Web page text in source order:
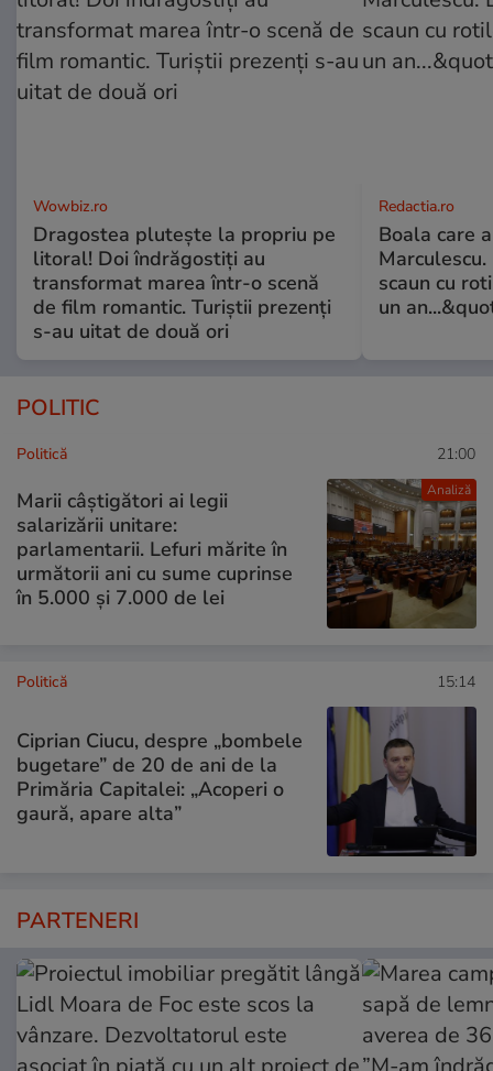
Wowbiz.ro
Dragostea plutește la propriu pe
litoral! Doi îndrăgostiți au
transformat marea într-o scenă
de film romantic. Turiștii prezenți
s-au uitat de două ori
Redactia.ro
Boala care
scaun cu
un
POLITIC
Analiză
Politică 21:00
Marii câștigători ai legii
salarizării unitare:
parlamentarii. Lefuri mărite în
următorii ani cu sume cuprinse
în 5.000 și 7.000 de lei
Politică 15:14
Ciprian Ciucu, despre „bombele
bugetare” de 20 de ani de la
Primăria Capitalei: „Acoperi o
gaură, apare alta”
PARTENERI